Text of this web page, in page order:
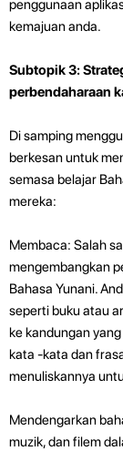
penggunaan
kemajuan anda.
Subtopik 3:
perbendaharaan
Di samping
berkesan untuk
semasa belajar
mereka:
Membaca: Salah
mengembangkan
Bahasa Yunani.
seperti buku atau
ke kandungan
kata -kata dan
menuliskannya
Mendengarkan
muzik, dan filem